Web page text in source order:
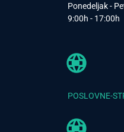
Ponedeljak -
9:00h - 17:00h
POSLOVNE-